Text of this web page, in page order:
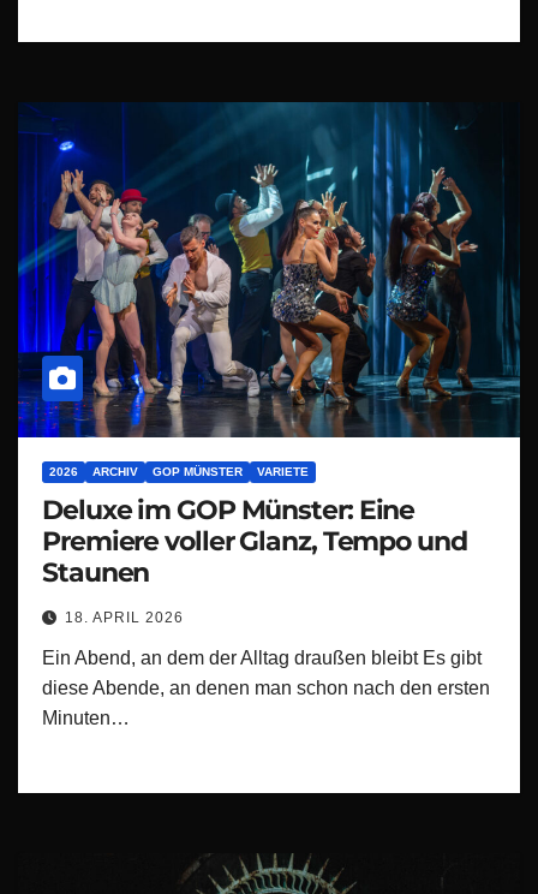
2026 ARCHIV GOP MÜNSTER VARIETE
Deluxe im GOP Münster: Eine
Premiere voller Glanz, Tempo und
Staunen
18. APRIL 2026
Ein Abend, an dem der Alltag draußen bleibt Es gibt
diese Abende, an denen man schon nach den ersten
Minuten…